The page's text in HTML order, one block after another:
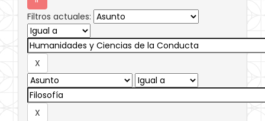
Filtros actuales: